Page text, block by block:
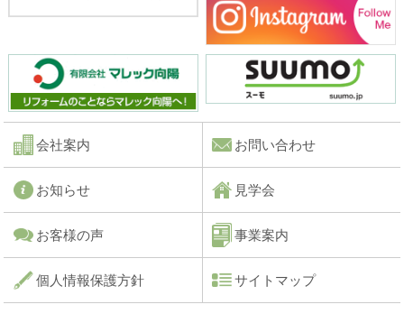
会社案内 お問い合わせ
お知らせ 見学会
お客様の声 事業案内
個人情報保護方針 サイトマップ